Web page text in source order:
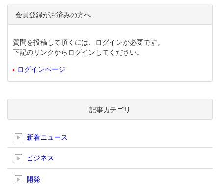
会員登録がお済みの方へ
質問を投稿して頂くには、ログインが必要です。
下記のリンクからログインしてください。
ログインページ
記事カテゴリ
新着ニュース
ビジネス
開発